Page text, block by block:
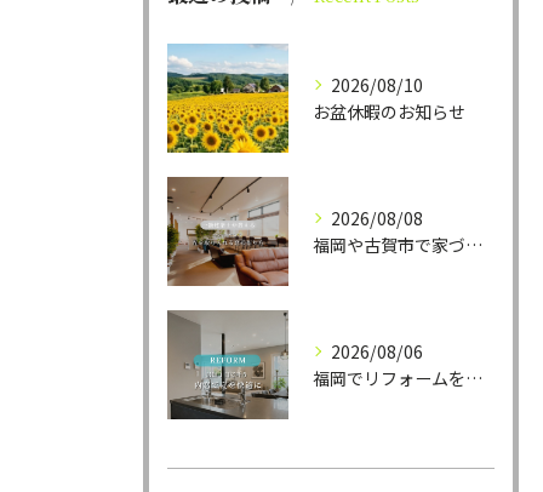
2026/08/10
お盆休暇のお知らせ
2026/08/08
福岡や古賀市で家づくりをされている方から、そんなご相談をよく...
2026/08/06
福岡でリフォームをお考えの方、必見。